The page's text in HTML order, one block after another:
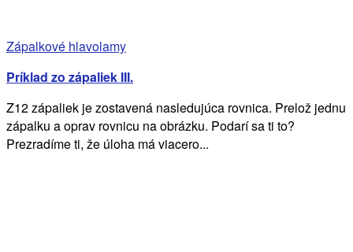
Zápalkové hlavolamy
Príklad zo zápaliek III.
Z12 zápaliek je zostavená nasledujúca rovnica. Prelož jednu
zápalku a oprav rovnicu na obrázku. Podarí sa ti to?
Prezradíme ti, že úloha má viacero...